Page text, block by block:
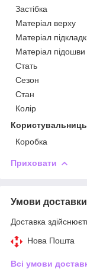
Застібка
Матеріал верху
Матеріал
Матеріал підошви
Стать
Сезон
Стан
Колір
Коробка
Приховати
Умови доставки
Доставка
Нова Пошта
Всі умови